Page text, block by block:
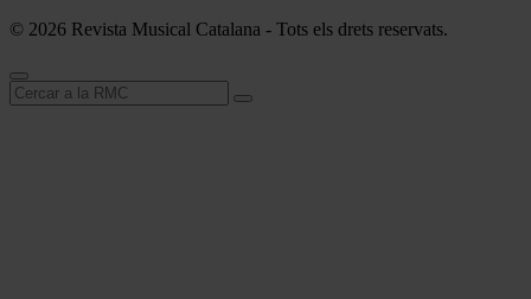
© 2026 Revista Musical Catalana - Tots els drets reservats.
Cerca